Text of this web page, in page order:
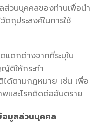
ส่วนบุคคลของท่านเพื่อนำ
ตถุประสงค์ในการใช้
แตกต่างจากที่ระบุใน
ติให้กระทำ
ด้ตามกฏหมาย เช่น เพื่อ
และโรคติดต่ออันตราย
อมูลส่วนบุคคล